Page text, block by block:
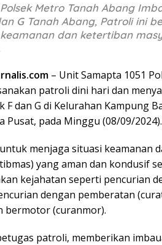
Metro Tanah Abang
G Tanah Abang, Patroli ini
dan ketertiban
– Unit Samapta 1051
patroli dini hari dan
F dan G di Kelurahan Kampung
Pusat, pada Minggu (08/09/2024).
menjaga situasi keamanan
yang aman dan kondusif
kejahatan seperti pencurian
dengan pemberatan
bermotor (curanmor).
patroli, memberikan